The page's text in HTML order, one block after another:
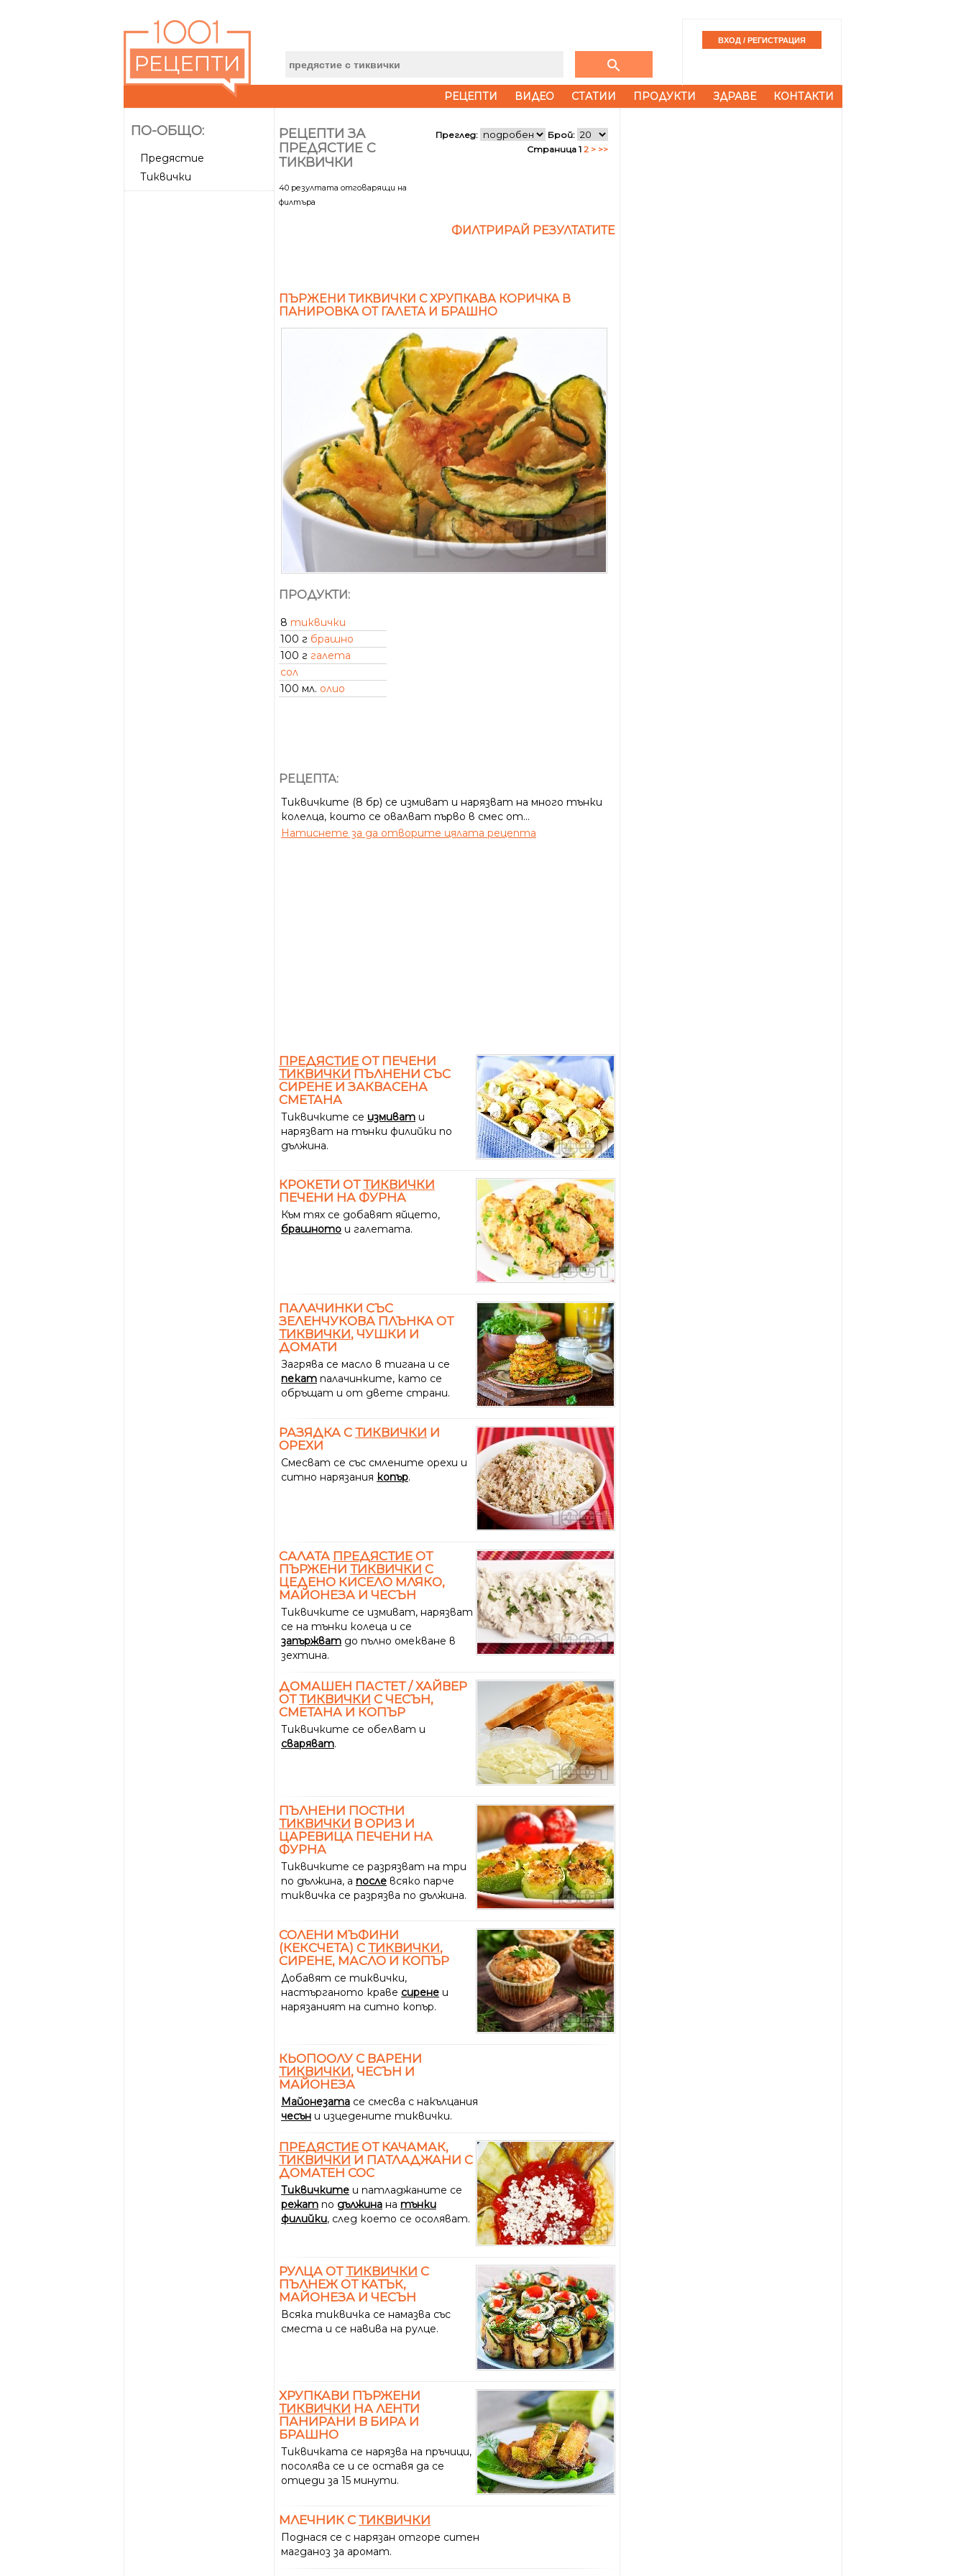
search
РЕЦЕПТИ ВИДЕО СТАТИИ ПРОДУКТИ ЗДРАВЕ КОНТАКТИ
ПО-ОБЩО:
Предястие
Тиквички
РЕЦЕПТИ ЗА
ПРЕДЯСТИЕ С
ТИКВИЧКИ
40 резултата отговарящи на
филтъра
Преглед:
Брой:
Страница 1 2 > >>
ФИЛТРИРАЙ РЕЗУЛТАТИТЕ
ПЪРЖЕНИ ТИКВИЧКИ С ХРУПКАВА КОРИЧКА В
ПАНИРОВКА ОТ ГАЛЕТА И БРАШНО
ПРОДУКТИ:
8 тиквички
100 г брашно
100 г галета
сол
100 мл. олио
РЕЦЕПТА:
Тиквичките (8 бр) се измиват и нарязват на много тънки
колелца, които се овалват първо в смес от...
Натиснете за да отворите цялата рецепта
ПРЕДЯСТИЕ ОТ ПЕЧЕНИ
ТИКВИЧКИ ПЪЛНЕНИ СЪС
СИРЕНЕ И ЗАКВАСЕНА
СМЕТАНА
Тиквичките се измиват и
нарязват на тънки филийки по
дължина.
КРОКЕТИ ОТТИКВИЧКИ
ПЕЧЕНИ НА ФУРНА
Към тях се добавят яйцето,
брашното и галетата.
ПАЛАЧИНКИ СЪС
ЗЕЛЕНЧУКОВА ПЛЪНКА ОТ
ТИКВИЧКИ, ЧУШКИ И
ДОМАТИ
Загрява се масло в тигана и се
пекат палачинките, като се
обръщат и от двете страни.
РАЗЯДКА С ТИКВИЧКИ И
ОРЕХИ
Смесват се със смлените орехи и
ситно нарязания копър.
САЛАТА ПРЕДЯСТИЕ ОТ
ПЪРЖЕНИ ТИКВИЧКИ С
ЦЕДЕНО КИСЕЛО МЛЯКО,
МАЙОНЕЗА И ЧЕСЪН
Тиквичките се измиват, нарязват
се на тънки колеца и се
запържват до пълно омекване в
зехтина.
ДОМАШЕН ПАСТЕТ / ХАЙВЕР
ОТТИКВИЧКИ С ЧЕСЪН,
СМЕТАНА И КОПЪР
Тиквичките се обелват и
сваряват.
ПЪЛНЕНИ ПОСТНИ
ТИКВИЧКИ В ОРИЗ И
ЦАРЕВИЦА ПЕЧЕНИ НА
ФУРНА
Тиквичките се разрязват на три
по дължина, а после всяко парче
тиквичка се разрязва по дължина.
СОЛЕНИ МЪФИНИ
(КЕКСЧЕТА) С ТИКВИЧКИ,
СИРЕНЕ, МАСЛО И КОПЪР
Добавят се тиквички,
настърганото краве сирене и
нарязаният на ситно копър.
КЬОПООЛУ С ВАРЕНИ
ТИКВИЧКИ, ЧЕСЪН И
МАЙОНЕЗА
Майонезата се смесва с накълцания
чесън и изцедените тиквички.
ПРЕДЯСТИЕ ОТ КАЧАМАК,
ТИКВИЧКИ И ПАТЛАДЖАНИ С
ДОМАТЕН СОС
Тиквичките и патладжаните се
режат по дължина на тънки
филийки, след което се осоляват.
РУЛЦА ОТТИКВИЧКИ С
ПЪЛНЕЖ ОТ КАТЪК,
МАЙОНЕЗА И ЧЕСЪН
Всяка тиквичка се намазва със
сместа и се навива на рулце.
ХРУПКАВИ ПЪРЖЕНИ
ТИКВИЧКИ НА ЛЕНТИ
ПАНИРАНИ В БИРА И
БРАШНО
Тиквичката се нарязва на пръчици,
посолява се и се оставя да се
отцеди за 15 минути.
МЛЕЧНИК С ТИКВИЧКИ
Поднася се с нарязан отгоре ситен
магданоз за аромат.